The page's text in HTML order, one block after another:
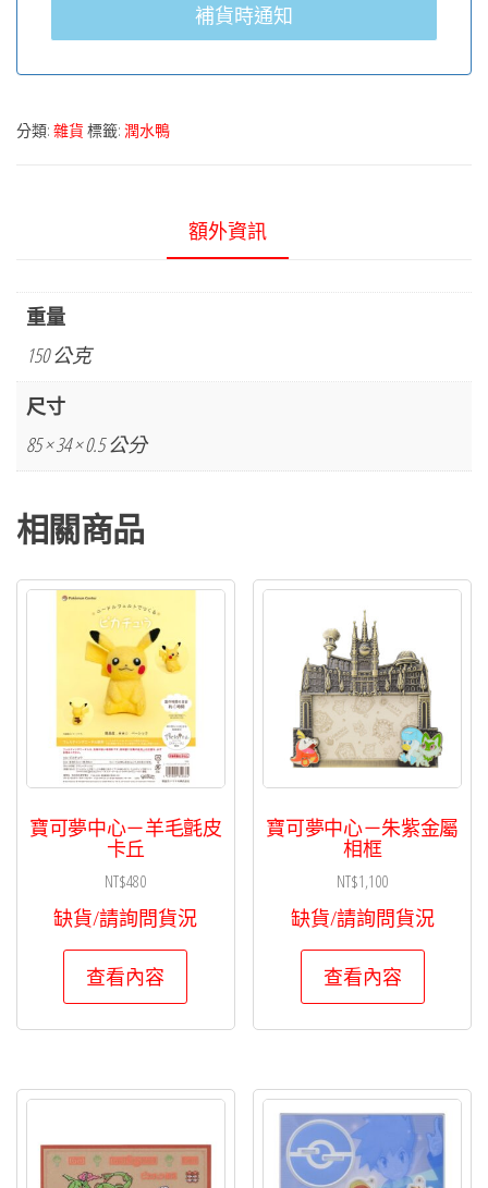
補貨時通知
分類: 雜貨 標籤: 潤水鴨
額外資訊
重量
150 公克
尺寸
85 × 34 × 0.5 公分
相關商品
寶可夢中心－羊毛氈皮
卡丘
NT$480
缺貨/請詢問貨況
查看內容
寶可夢中心－朱紫金屬
相框
NT$1,100
缺貨/請詢問貨況
查看內容